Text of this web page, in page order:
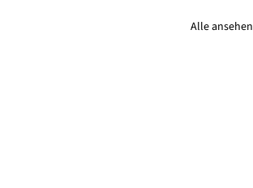
Alle ansehen